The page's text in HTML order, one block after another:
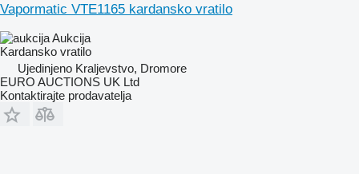
Vapormatic VTE1165 kardansko vratilo
Aukcija
Kardansko vratilo
Ujedinjeno Kraljevstvo, Dromore
EURO AUCTIONS UK Ltd
Kontaktirajte prodavatelja